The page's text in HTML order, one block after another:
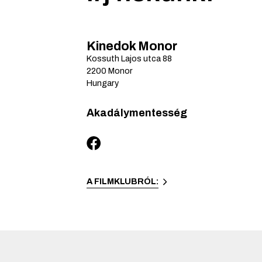
Kinedok Monor
Kossuth Lajos utca88
2200 Monor
Hungary
Akadálymentesség
A FILMKLUBRÓL: